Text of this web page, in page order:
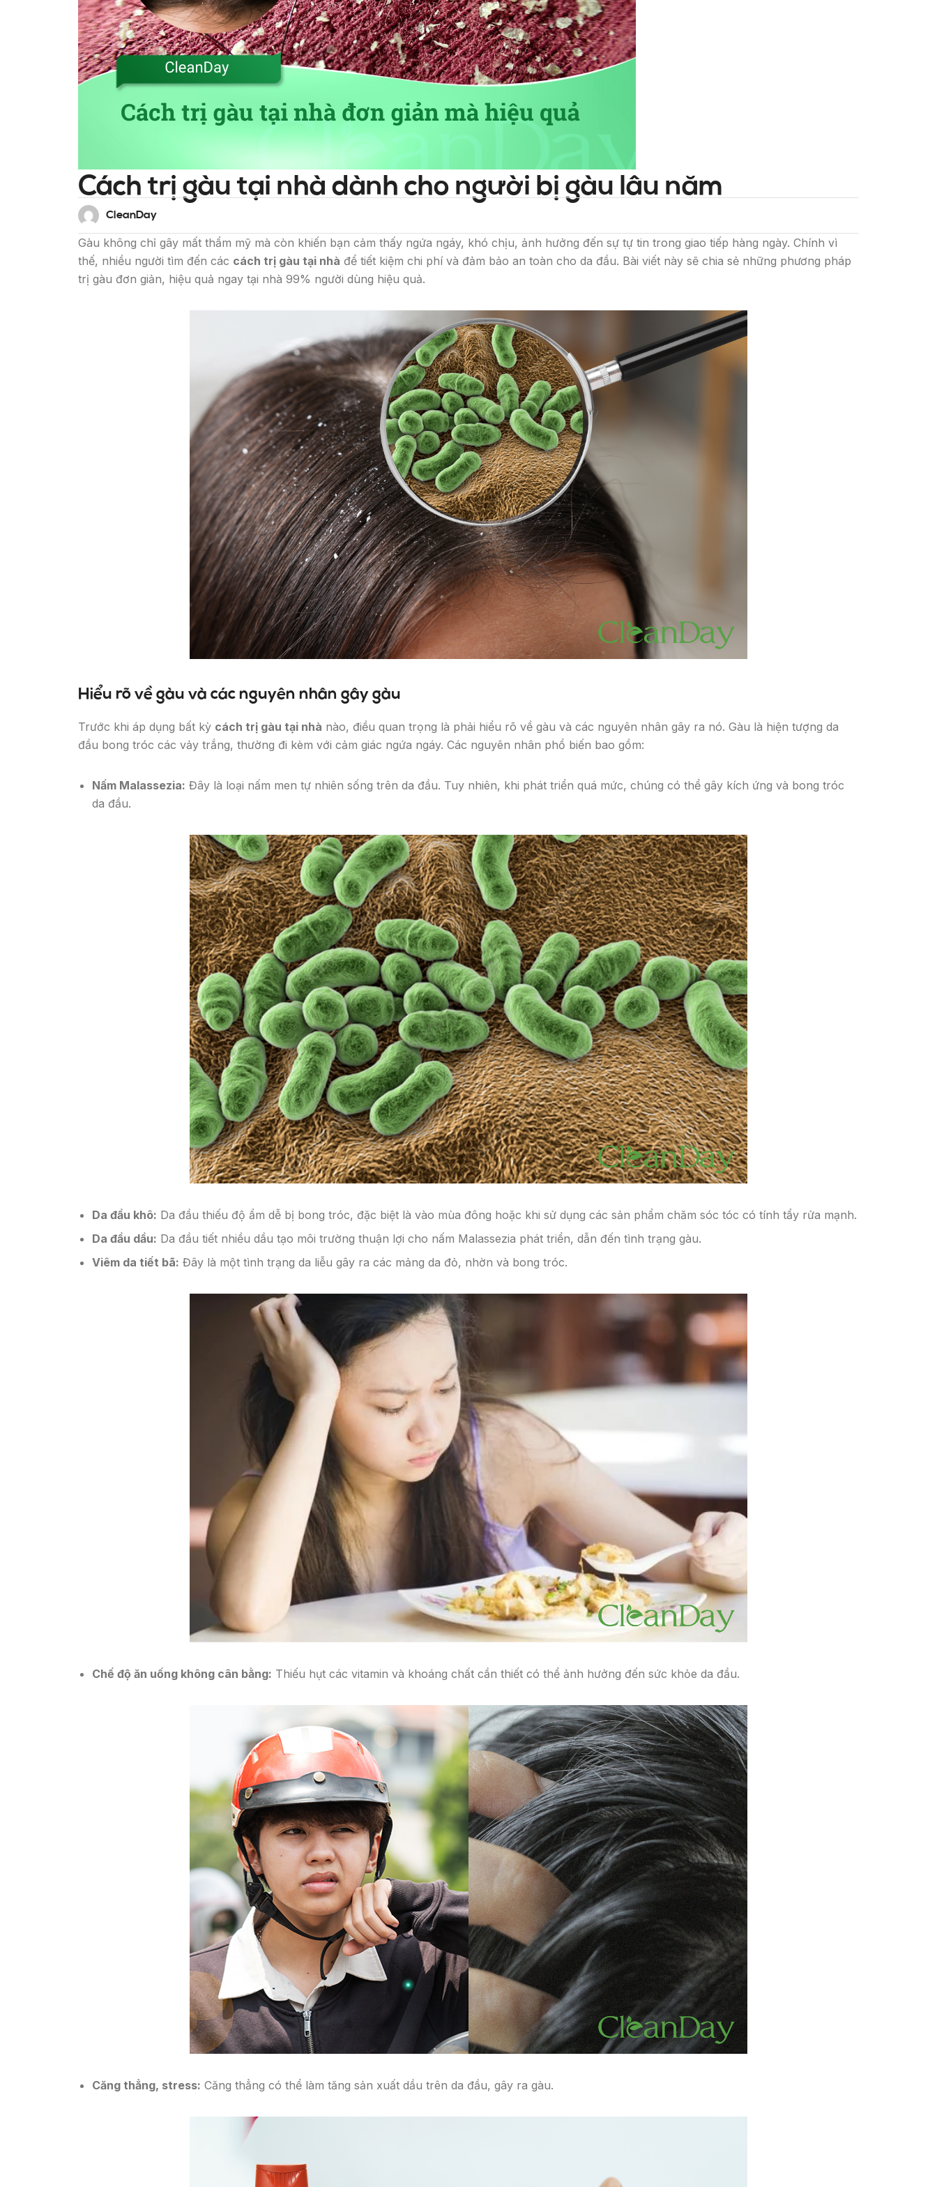
Cách trị gàu tại nhà dành cho người bị gàu lâu năm
CleanDay
Gàu không chỉ gây mất thẩm mỹ mà còn khiến bạn cảm thấy ngứa ngáy, khó chịu, ảnh hưởng đến sự tự tin trong giao tiếp hàng ngày. Chính vì
thế, nhiều người tìm đến các cách trị gàu tại nhà để tiết kiệm chi phí và đảm bảo an toàn cho da đầu. Bài viết này sẽ chia sẻ những phương pháp
trị gàu đơn giản, hiệu quả ngay tại nhà 99% người dùng hiệu quả.
Hiểu rõ về gàu và các nguyên nhân gây gàu
Trước khi áp dụng bất kỳ cách trị gàu tại nhà nào, điều quan trọng là phải hiểu rõ về gàu và các nguyên nhân gây ra nó. Gàu là hiện tượng da
đầu bong tróc các vảy trắng, thường đi kèm với cảm giác ngứa ngáy. Các nguyên nhân phổ biến bao gồm:
Nấm Malassezia: Đây là loại nấm men tự nhiên sống trên da đầu. Tuy nhiên, khi phát triển quá mức, chúng có thể gây kích ứng và bong tróc
da đầu.
Da đầu khô: Da đầu thiếu độ ẩm dễ bị bong tróc, đặc biệt là vào mùa đông hoặc khi sử dụng các sản phẩm chăm sóc tóc có tính tẩy rửa mạnh.
Da đầu dầu: Da đầu tiết nhiều dầu tạo môi trường thuận lợi cho nấm Malassezia phát triển, dẫn đến tình trạng gàu.
Viêm da tiết bã: Đây là một tình trạng da liễu gây ra các mảng da đỏ, nhờn và bong tróc.
Chế độ ăn uống không cân bằng: Thiếu hụt các vitamin và khoáng chất cần thiết có thể ảnh hưởng đến sức khỏe da đầu.
Căng thẳng, stress: Căng thẳng có thể làm tăng sản xuất dầu trên da đầu, gây ra gàu.